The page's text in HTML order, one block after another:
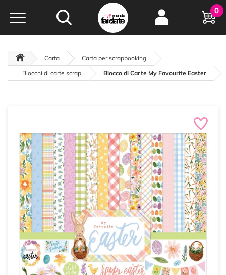
Hobby e
creatività...
oltre 15 anni online
0
Carta
Carta per scrapbooking
Blocchi di carte scrap
Blocco di Carte My Favourite Easter